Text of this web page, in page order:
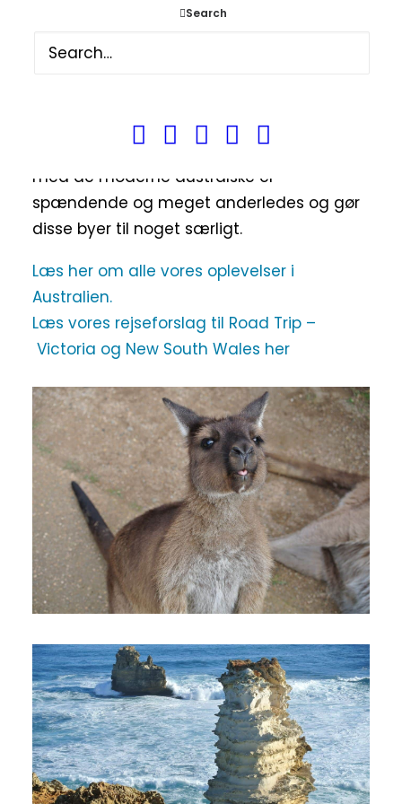
Search
Australien og vi følte os meget velkomne.
ByerneMelbourne
historie som begge byer bærer præg af,
de gamle engelske bygninger suppleret
med de moderne australske er
spændende og meget anderledes og gør
disse byer til noget særligt.
Læs her om alle vores oplevelser i
Australien.
Læs vores rejseforslag til Road Trip –
Victoria og New South Wales her